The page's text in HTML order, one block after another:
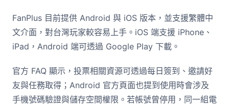
FanPlus 目前提供 Android 與 iOS 版本，並支援繁體中
文介面，對台灣玩家較容易上手。iOS 端支援 iPhone、
iPad，Android 端可透過 Google Play 下載。
官方 FAQ 顯示，投票相關資源可透過每日簽到、邀請好
友與任務取得；Android 官方頁面也提到使用時會涉及
手機號碼驗證與儲存空間權限。若帳號曾停用，同一組電